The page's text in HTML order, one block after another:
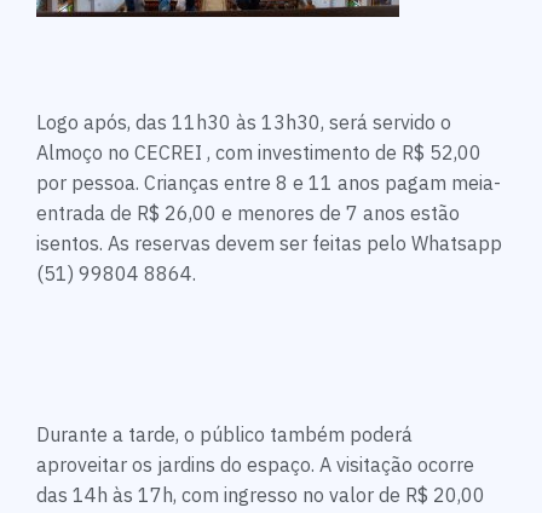
Logo após, das 11h30 às 13h30, será servido o
Almoço no CECREI , com investimento de R$ 52,00
por pessoa. Crianças entre 8 e 11 anos pagam meia-
entrada de R$ 26,00 e menores de 7 anos estão
isentos. As reservas devem ser feitas pelo Whatsapp
(51) 99804 8864.
Durante a tarde, o público também poderá
aproveitar os jardins do espaço. A visitação ocorre
das 14h às 17h, com ingresso no valor de R$ 20,00